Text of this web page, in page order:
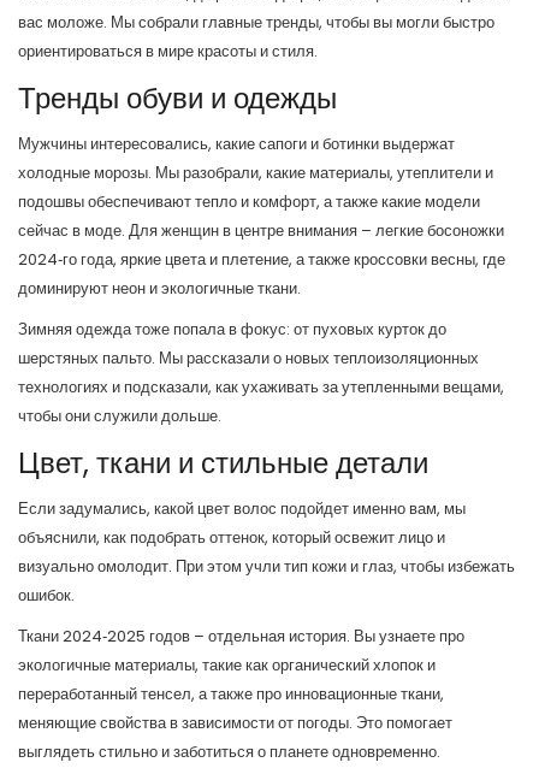
вас моложе. Мы собрали главные тренды, чтобы вы могли быстро
ориентироваться в мире красоты и стиля.
Тренды обуви и одежды
Мужчины интересовались, какие сапоги и ботинки выдержат
холодные морозы. Мы разобрали, какие материалы, утеплители и
подошвы обеспечивают тепло и комфорт, а также какие модели
сейчас в моде. Для женщин в центре внимания – легкие босоножки
2024‑го года, яркие цвета и плетение, а также кроссовки весны, где
доминируют неон и экологичные ткани.
Зимняя одежда тоже попала в фокус: от пуховых курток до
шерстяных пальто. Мы рассказали о новых теплоизоляционных
технологиях и подсказали, как ухаживать за утепленными вещами,
чтобы они служили дольше.
Цвет, ткани и стильные детали
Если задумались, какой цвет волос подойдет именно вам, мы
объяснили, как подобрать оттенок, который освежит лицо и
визуально омолодит. При этом учли тип кожи и глаз, чтобы избежать
ошибок.
Ткани 2024‑2025 годов – отдельная история. Вы узнаете про
экологичные материалы, такие как органический хлопок и
переработанный тенсел, а также про инновационные ткани,
меняющие свойства в зависимости от погоды. Это помогает
выглядеть стильно и заботиться о планете одновременно.